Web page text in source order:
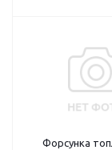
Форсунка